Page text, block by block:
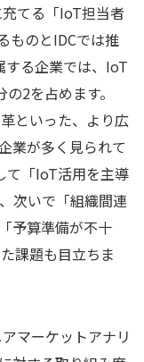
てる「IoT担当者
ものとIDCでは推
する企業では、IoT
2を占めます。
といった、より広
業が多く見られて
て「IoT活用を主導
次いで「組織間連
予算準備が不十
課題も目立ちま
マーケットアナリ